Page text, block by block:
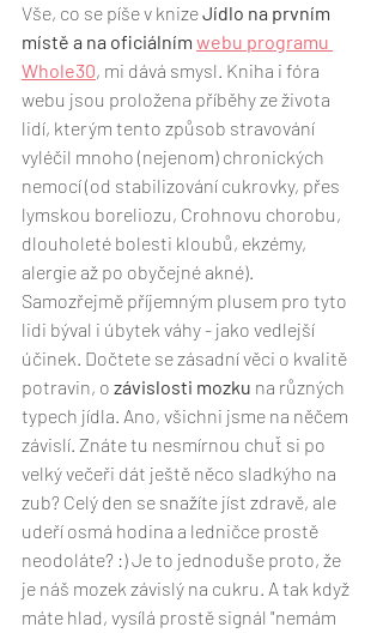
Vše, co se píše v knize Jídlo na prvním
místě a na oficiálním webu programu
Whole30, mi dává smysl. Kniha i fóra
webu jsou proložena příběhy ze života
lidí, kterým tento způsob stravování
vyléčil mnoho (nejenom) chronických
nemocí (od stabilizování cukrovky, přes
lymskou boreliozu, Crohnovu chorobu,
dlouholeté bolesti kloubů, ekzémy,
alergie až po obyčejné akné).
Samozřejmě příjemným plusem pro tyto
lidi býval i úbytek váhy - jako vedlejší
účinek. Dočtete se zásadní věci o kvalitě
potravin, o závislosti mozku na různých
typech jídla. Ano, všichni jsme na něčem
závislí. Znáte tu nesmírnou chuť si po
velký večeři dát ještě něco sladkýho na
zub? Celý den se snažíte jíst zdravě, ale
udeří osmá hodina a ledničce prostě
neodoláte? :) Je to jednoduše proto, že
je náš mozek závislý na cukru. A tak když
máte hlad, vysílá prostě signál "nemám